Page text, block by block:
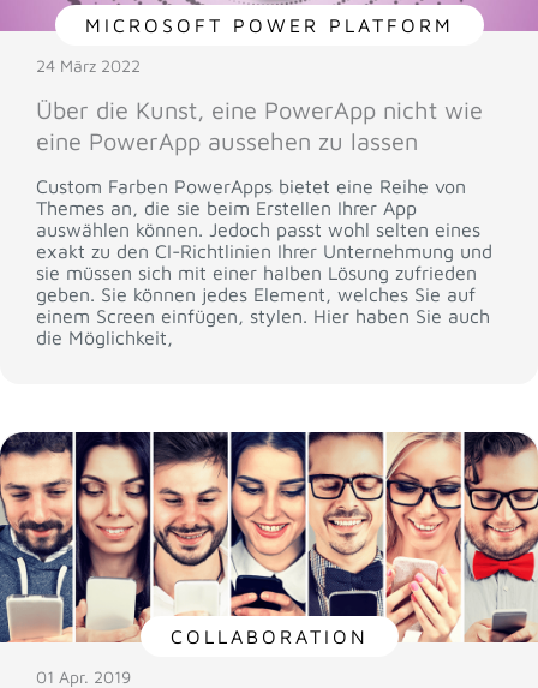
MICROSOFT POWER PLATFORM
24 März 2022
Über die Kunst, eine PowerApp nicht wie
eine PowerApp aussehen zu lassen
Custom Farben PowerApps bietet eine Reihe von
Themes an, die sie beim Erstellen Ihrer App
auswählen können. Jedoch passt wohl selten eines
exakt zu den CI-Richtlinien Ihrer Unternehmung und
sie müssen sich mit einer halben Lösung zufrieden
geben. Sie können jedes Element, welches Sie auf
einem Screen einfügen, stylen. Hier haben Sie auch
die Möglichkeit,
COLLABORATION
01 Apr. 2019